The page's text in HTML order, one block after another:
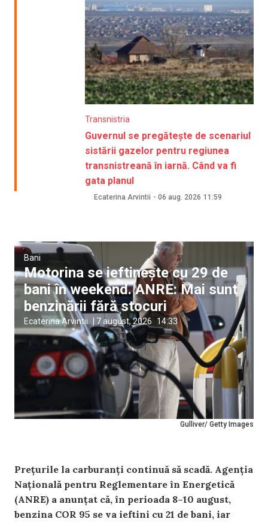
Transnistria
Guvernul se pregătește de scenariul
sistării gazelor pentru regiunea
transnistreană în iarnă. Când va fi
gata planul
Ecaterina Arvintii - 06 aug. 2026 11:59
Gulliver/ Getty Images
Bani
Motorina se ieftinește cu 29 de
bani în weekend. ANRE: Mai sunt
benzinării fără stocuri
Ecaterina Arvintii 7 august, 2026 14:33
Prețurile la carburanți continuă să scadă. Agenția
Națională pentru Reglementare în Energetică
(ANRE) a anunțat că, în perioada 8–10 august,
benzina COR 95 se va ieftini cu 21 de bani, iar